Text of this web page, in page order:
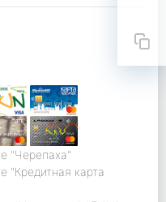
"Черепаха"
"Кредитная карта